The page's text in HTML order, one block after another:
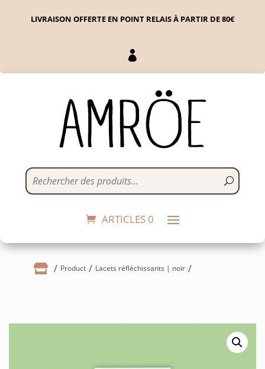
LIVRAISON OFFERTE EN POINT RELAIS À PARTIR DE 80€

ARTICLES 0
 Product Lacets réfléchissants | noir